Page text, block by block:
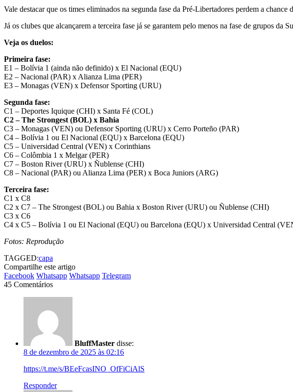
Vale destacar que os times eliminados na segunda fase da Pré-Libertadores perdem a
Já os clubes que alcançarem a terceira fase já se garantem pelo menos na fase de grupos
Veja os duelos:
Primeira fase:
E1 – Bolívia 1 (ainda não definido) x El Nacional (EQU)
E2 – Nacional (PAR) x Alianza Lima (PER)
E3 – Monagas (VEN) x Defensor Sporting (URU)
Segunda fase:
C1 – Deportes Iquique (CHI) x Santa Fé (COL)
C2 – The Strongest (BOL) x Bahia
C3 – Monagas (VEN) ou Defensor Sporting (URU) x Cerro Porteño (PAR)
C4 – Bolívia 1 ou El Nacional (EQU) x Barcelona (EQU)
C5 – Universidad Central (VEN) x Corinthians
C6 – Colômbia 1 x Melgar (PER)
C7 – Boston River (URU) x Ñublense (CHI)
C8 – Nacional (PAR) ou Alianza Lima (PER) x Boca Juniors (ARG)
Terceira fase:
C1 x C8
C2 x C7 – The Strongest (BOL) ou Bahia x Boston River (URU) ou Ñublense (CHI)
C3 x C6
C4 x C5 – Bolívia 1 ou El Nacional (EQU) ou Barcelona (EQU) x Universidad Central
Fotos: Reprodução
TAGGED:capa
Compartilhe este artigo
Facebook Whatsapp Whatsapp Telegram
45 Comentários
BluffMaster disse:
8 de dezembro de 2025 às 02:16
https://t.me/s/BEeFcasINO_OfFiCiAlS
Responder